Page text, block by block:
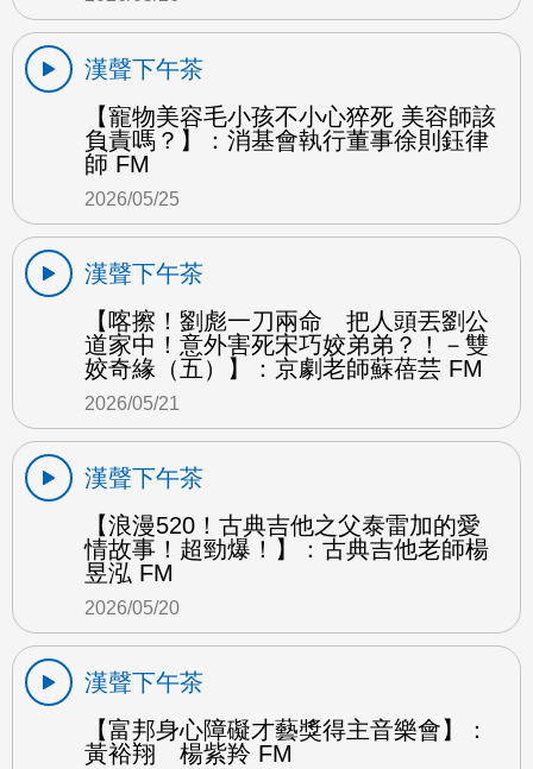
漢聲下午茶
【寵物美容毛小孩不小心猝死 美容師該
負責嗎？】：消基會執行董事徐則鈺律
師 FM
2026/05/25
漢聲下午茶
【喀擦！劉彪一刀兩命 把人頭丟劉公
道家中！意外害死宋巧姣弟弟？！－雙
姣奇緣（五）】：京劇老師蘇蓓芸 FM
2026/05/21
漢聲下午茶
【浪漫520！古典吉他之父泰雷加的愛
情故事！超勁爆！】：古典吉他老師楊
昱泓 FM
2026/05/20
漢聲下午茶
【富邦身心障礙才藝獎得主音樂會】：
黃裕翔 楊紫羚 FM